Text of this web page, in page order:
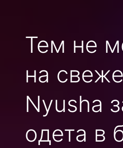
Тем не
на
Nyusha
одета в